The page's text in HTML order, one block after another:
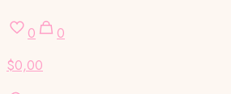
0
0
$0,00